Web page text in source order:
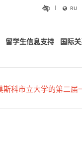
RU
留学生信息支持 国际
斯科市立大学的第二届